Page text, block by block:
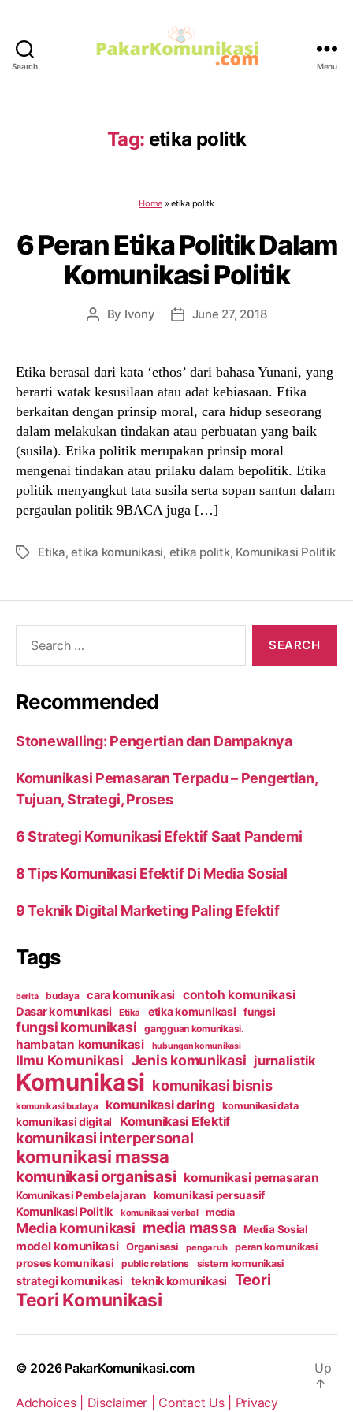
Search Menu
Tag: etika politk
Home»etika politk
6 Peran Etika Politik Dalam
Komunikasi Politik
Post
By Ivony
PostJune 27, 2018
Etika berasal dari kata ‘ethos’ dari bahasa Yunani, yang
berarti watak kesusilaan atau adat kebiasaan. Etika
berkaitan dengan prinsip moral, cara hidup seseorang
dalam melakukan tindakan atau perbuatan yang baik
(susila). Etika politik merupakan prinsip moral
mengenai tindakan atau prilaku dalam bepolitik. Etika
politik menyangkut tata susila serta sopan santun dalam
pergaulan politik 9BACA juga […]
TagsEtika,etika komunikasi, etika politk, Komunikasi Politik
Recommended
Stonewalling: Pengertian dan Dampaknya
Komunikasi Pemasaran Terpadu – Pengertian,
Tujuan, Strategi, Proses
6 Strategi Komunikasi Efektif Saat Pandemi
8 Tips Komunikasi Efektif Di Media Sosial
9 Teknik Digital Marketing Paling Efektif
Tags
berita budaya cara komunikasi contoh komunikasi
Dasar komunikasi Etika etika komunikasi fungsi
fungsi komunikasi gangguan komunikasi.
hambatan komunikasi hubungan komunikasi
Ilmu Komunikasi Jenis komunikasi jurnalistik
Komunikasi komunikasi bisnis
komunikasi budaya komunikasi daring komunikasi data
komunikasi digital Komunikasi Efektif
komunikasi interpersonal
komunikasi massa
komunikasi organisasi komunikasi pemasaran
Komunikasi Pembelajaran komunikasi persuasif
Komunikasi Politik komunikasi verbal media
Media komunikasi media massa Media Sosial
model komunikasi Organisasi pengaruh peran komunikasi
proses komunikasi public relations sistem komunikasi
strategi komunikasi teknik komunikasi Teori
Teori Komunikasi
© 2026 PakarKomunikasi.com
Adchoices | Disclaimer | Contact Us | Privacy
Up
↑